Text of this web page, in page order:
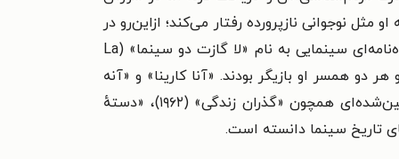
مثل نوجوانی نازپرورده رفتار می‌کند؛ ازاین‌رو در
سال ۱۹۵۲ به امید اینکه به او رفتار درست را بیاموزند، کمک‌های مالیشان به او را قطع کردند. گروه دوستان گدار، ماه‌نامه‌ای سینمایی به نام «لا گازت دو سینما» (La
هر دو همسر او بازیگر بودند. «آنا کارینا» و «آنه
ویازمسکی» همسران او هستند که در فیلم‌های متعددی از گدار حضور داشتند. همکاری او با کارینا شامل آثار تحسین‌شده‌ای همچون «گذران زندگی» (۱۹۶۲)، «دستهٔ